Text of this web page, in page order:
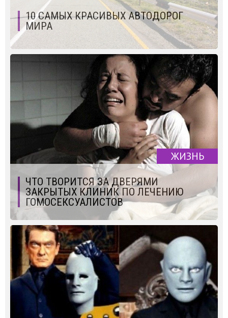
10 САМЫХ КРАСИВЫХ АВТОДОРОГ
МИРА
ЖИЗНЬ
ЧТО ТВОРИТСЯ ЗА ДВЕРЯМИ
ЗАКРЫТЫХ КЛИНИК ПО ЛЕЧЕНИЮ
ГОМОСЕКСУАЛИСТОВ